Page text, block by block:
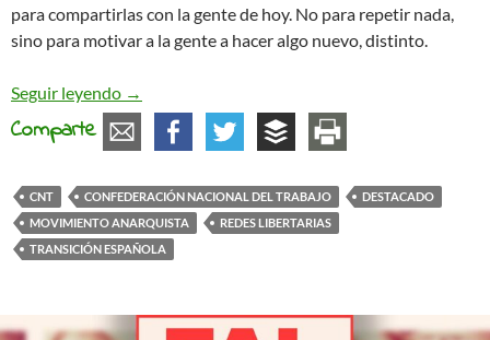
para compartirlas con la gente de hoy. No para repetir nada,
sino para motivar a la gente a hacer algo nuevo, distinto.
Seguir leyendo Cuando creímos cambiarlo todo. Mi vivencia
→
Comparte
CNT CONFEDERACIÓN NACIONAL DEL TRABAJO
DESTACADO
MOVIMIENTO ANARQUISTA
REDES LIBERTARIAS
TRANSICIÓN ESPAÑOLA